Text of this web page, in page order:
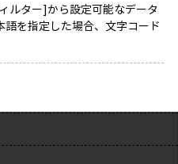
ルター]から設定可能なデータ
を指定した場合、文字コード